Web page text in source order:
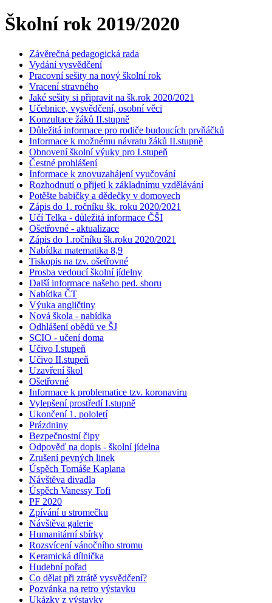
Školní rok 2019/2020
Závěrečná pedagogická rada
Vydání vysvědčení
Pracovní sešity na nový školní rok
Vracení stravného
Jaké sešity si připravit na šk.rok 2020/2021
Učebnice, vysvědčení, osobní věci
Konzultace žáků II.stupně
Důležitá informace pro rodiče budoucích prvňáčků
Informace k možnému návratu žáků II.stupně
Obnovení školní výuky pro I.stupeň
Čestné prohlášení
Informace k znovuzahájení vyučování
Rozhodnutí o přijetí k základnímu vzdělávání
Potěšte babičky a dědečky v domovech
Zápis do 1. ročníku šk. roku 2020/2021
Učí Telka - důležitá informace ČŠI
Ošetřovné - aktualizace
Zápis do 1.ročníku šk.roku 2020/2021
Nabídka matematika 8,9
Tiskopis na tzv. ošetřovné
Prosba vedoucí školní jídelny
Další informace našeho ped. sboru
Nabídka ČT
Výuka angličtiny
Nová škola - nabídka
Odhlášení obědů ve ŠJ
SCIO - učení doma
Učivo I.stupeň
Učivo II.stupeň
Uzavření škol
Ošetřovné
Informace k problematice tzv. koronaviru
Vylepšení prostředí I.stupně
Ukončení 1. pololetí
Prázdniny
Bezpečnostní čipy
Odpověď na dopis - školní jídelna
Zrušení pevných linek
Úspěch Tomáše Kaplana
Návštěva divadla
Úspěch Vanessy Tofi
PF 2020
Zpívání u stromečku
Návštěva galerie
Humanitární sbírky
Rozsvícení vánočního stromu
Keramická dílnička
Hudební pořad
Co dělat při ztrátě vysvědčení?
Pozvánka na retro výstavku
Ukázky z výstavky